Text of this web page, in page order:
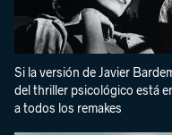
Si la versión de Javier
del thriller psicológico está
a todos los remakes